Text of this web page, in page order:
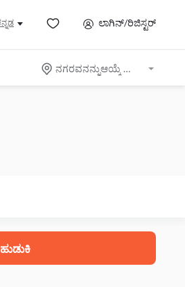
ಲಾಗಿನ್/ರಿಜಿಸ್ಟರ್
ನಗರವನನ್ನುಆಯ್ಕೆ ಮಾಡಿ
ಹುಡುಕಿ